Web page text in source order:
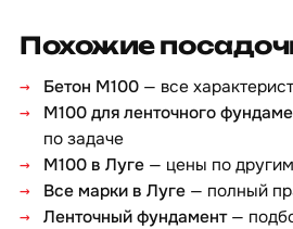
Похожие
Бетон М100 — все
М100 для ленточного
по задаче
М100 в Луге — цены по
Все марки в Луге — полный
Ленточный фундамент—